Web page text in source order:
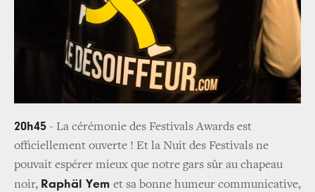
20h45 - La cérémonie des Festivals Awards est
officiellement ouverte ! Et la Nuit des Festivals ne
pouvait espérer mieux que notre gars sûr au chapeau
noir, Raphäl Yem et sa bonne humeur communicative,